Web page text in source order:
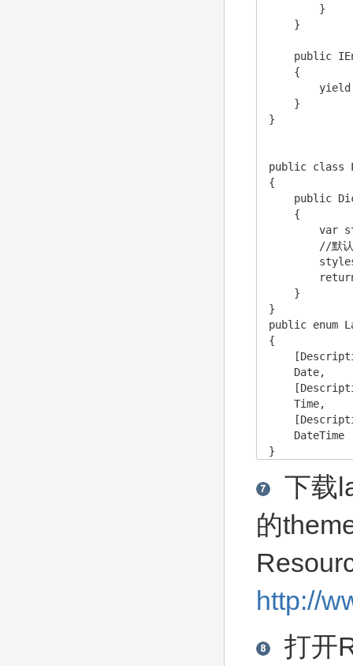
        }
    }
public
    {
    }
}
public class
{
public
    {
var
//默
    }
}
public enum
{
    Date,
    Time,
    DateTime
}
下载
的
http://
打开